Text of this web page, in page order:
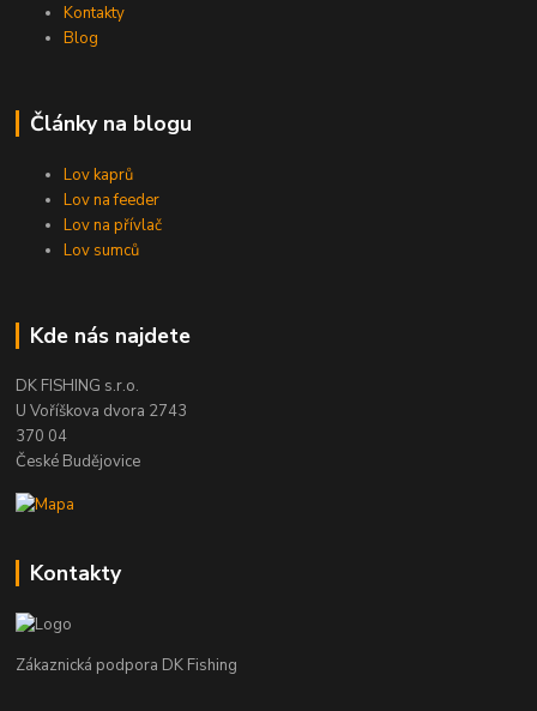
Kontakty
Blog
Články na blogu
Lov kaprů
Lov na feeder
Lov na přívlač
Lov sumců
Kde nás najdete
DK FISHING s.r.o.
U Voříškova dvora 2743
370 04
České Budějovice
Kontakty
Zákaznická podpora DK Fishing